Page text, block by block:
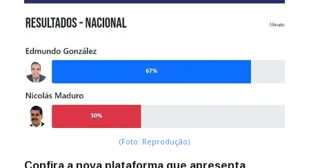
(Foto: Reprodução)